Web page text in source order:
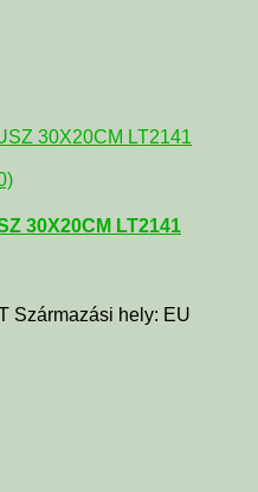
30X20CM LT2141
Származási hely: EU